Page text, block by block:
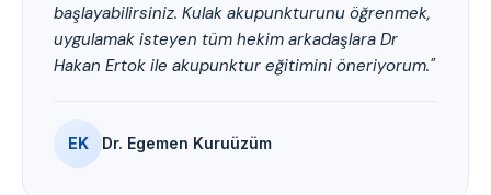
başlayabilirsiniz. Kulak akupunkturunu öğrenmek,
uygulamak isteyen tüm hekim arkadaşlara Dr
Hakan Ertok ile akupunktur eğitimini öneriyorum."
EK Dr. Egemen Kuruüzüm